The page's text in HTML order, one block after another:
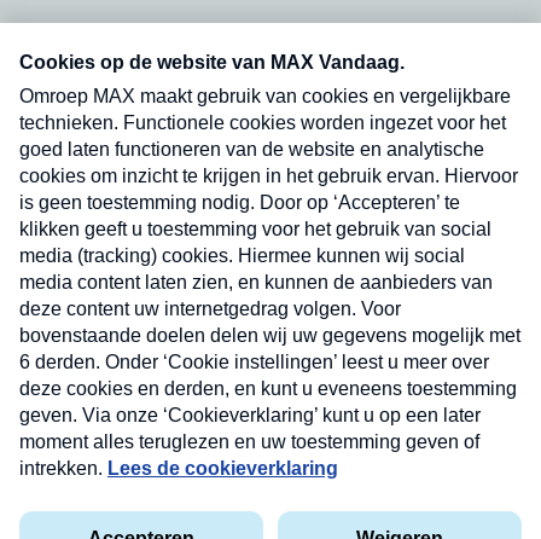
nieuwsbrief. Elke vrijdag- en dinsdagochtend in
uw mailbox.
Verzend
Privacyverklaring
Cookieverklaring
Nieuwsbrief
Neem hier een gratis abonnement op onze
nieuwsbrief. Elke vrijdag- en dinsdagochtend in uw